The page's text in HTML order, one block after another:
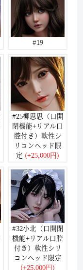
#19
#25柳思思（口開
閉機能+リアル口
腔付き）軟性シ
リコンヘッド限
定 (+25,000円)
#32小北（口開閉
機能+リアル口腔
付き）軟性シリ
コンヘッド限定
(+25,000円)